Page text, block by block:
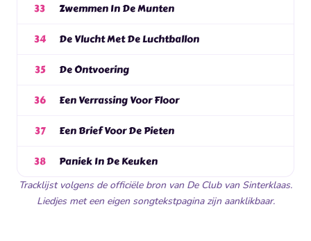
33 Zwemmen In De Munten
34 De Vlucht Met De Luchtballon
35 De Ontvoering
36 Een Verrassing Voor Floor
37 Een Brief Voor De Pieten
38 Paniek In De Keuken
Tracklijst volgens de officiële bron van De Club van Sinterklaas.
Liedjes met een eigen songtekstpagina zijn aanklikbaar.